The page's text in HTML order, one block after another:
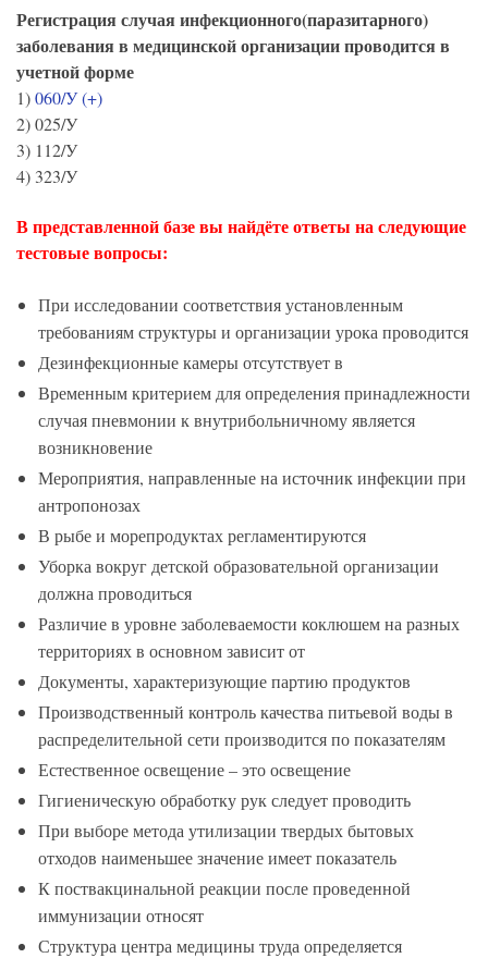
Регистрация случая инфекционного(паразитарного)
заболевания в медицинской организации проводится в
учетной форме
1)060/У (+)
2) 025/У
3) 112/У
4) 323/У
В представленной базе вы найдёте ответы на следующие
тестовые вопросы:
При исследовании соответствия установленным
требованиям структуры и организации урока проводится
Дезинфекционные камеры отсутствует в
Временным критерием для определения принадлежности
случая пневмонии к внутрибольничному является
возникновение
Мероприятия, направленные на источник инфекции при
антропонозах
В рыбе и морепродуктах регламентируются
Уборка вокруг детской образовательной организации
должна проводиться
Различие в уровне заболеваемости коклюшем на разных
территориях в основном зависит от
Документы, характеризующие партию продуктов
Производственный контроль качества питьевой воды в
распределительной сети производится по показателям
Естественное освещение – это освещение
Гигиеническую обработку рук следует проводить
При выборе метода утилизации твердых бытовых
отходов наименьшее значение имеет показатель
К поствакцинальной реакции после проведенной
иммунизации относят
Структура центра медицины труда определяется